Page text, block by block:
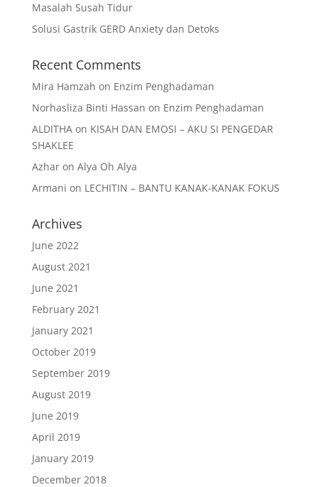
Masalah Susah Tidur
Solusi Gastrik GERD Anxiety dan Detoks
Recent Comments
Mira Hamzah on Enzim Penghadaman
Norhasliza Binti Hassan on Enzim Penghadaman
ALDITHAon KISAH DAN EMOSI – AKU SI PENGEDAR
SHAKLEE
Azharon Alya Oh Alya
Armani on LECHITIN – BANTU KANAK-KANAK FOKUS
Archives
June 2022
August 2021
June 2021
February 2021
January 2021
October 2019
September 2019
August 2019
June 2019
April 2019
January 2019
December 2018